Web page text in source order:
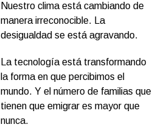
Nuestro clima está cambiando de
manera irreconocible. La
desigualdad se está agravando.
La tecnología está transformando
la forma en que percibimos el
mundo. Y el número de familias que
tienen que emigrar es mayor que
nunca.